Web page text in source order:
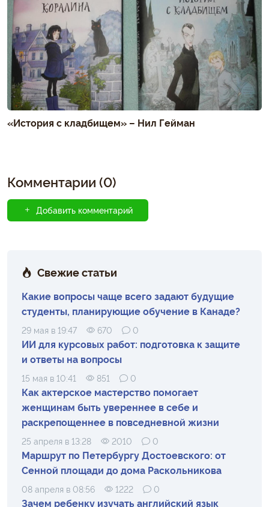
«История с кладбищем» – Нил Гейман
Комментарии (0)
Добавить комментарий
Свежие статьи
Какие вопросы чаще всего задают будущие
студенты, планирующие обучение в Канаде?
29 мая в 19:47 670 0
ИИ для курсовых работ: подготовка к защите
и ответы на вопросы
15 мая в 10:41 851 0
Как актерское мастерство помогает
женщинам быть увереннее в себе и
раскрепощеннее в повседневной жизни
25 апреля в 13:28 2010 0
Маршрут по Петербургу Достоевского: от
Сенной площади до дома Раскольникова
08 апреля в 08:56 1222 0
Зачем ребенку изучать английский язык